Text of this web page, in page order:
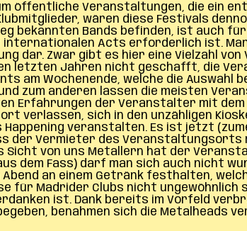
öffentliche Veranstaltungen, die ein
wären diese Festivals
bekannten Bands befinden, ist auch
Acts erforderlich ist.
dar. Zwar gibt es hier eine Vielzahl
letzten Jahren nicht geschafft, die
am Wochenende, welche die
zum anderen lassen die meisten
Erfahrungen der Veranstalter mit
verlassen, sich in den unzähligen
Happening veranstalten. Es ist jetzt
der Vermieter des
Sicht von uns Metallern hat der
dem Fass) darf man sich auch nicht
Abend an einem Getränk festhalten,
für Madrider Clubs nicht
ist. Dank bereits im Vorfeld
benahmen sich die